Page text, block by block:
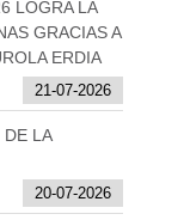
LOGRA LA
GRACIAS A
ERDIA
21-07-2026
LA
20-07-2026